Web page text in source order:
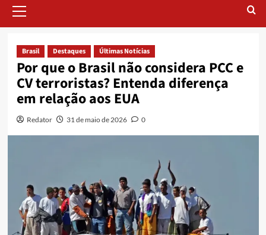
Menu
Brasil Destaques Últimas Notícias
Por que o Brasil não considera PCC e
CV terroristas? Entenda diferença
em relação aos EUA
Redator 31 de maio de 2026 0